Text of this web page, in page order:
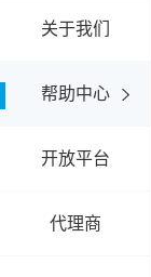
关于我们
帮助中心
开放平台
代理商